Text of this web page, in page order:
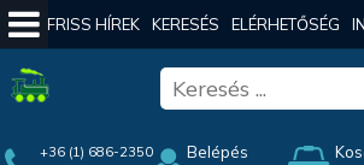
FRISS HÍREK KERESÉS ELÉRHETŐSÉG
+36 (1) 686-2350
Belépés